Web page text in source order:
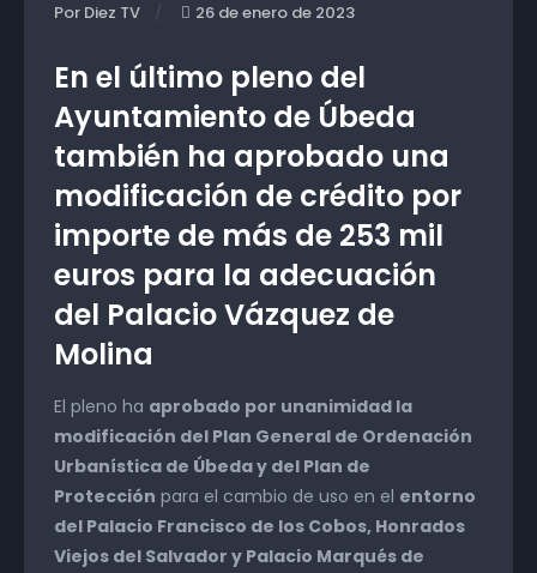
Por Diez TV 26 de enero de 2023
En el último pleno del
Ayuntamiento de Úbeda
también ha aprobado una
modificación de crédito por
importe de más de 253 mil
euros para la adecuación
del Palacio Vázquez de
Molina
El pleno ha aprobado por unanimidad la
modificación del Plan General de Ordenación
Urbanística de Úbeda y del Plan de
Protección para el cambio de uso en el entorno
del Palacio Francisco de los Cobos, Honrados
Viejos del Salvador y Palacio Marqués de